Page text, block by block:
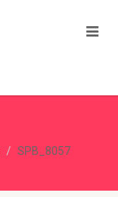
SPB_8057